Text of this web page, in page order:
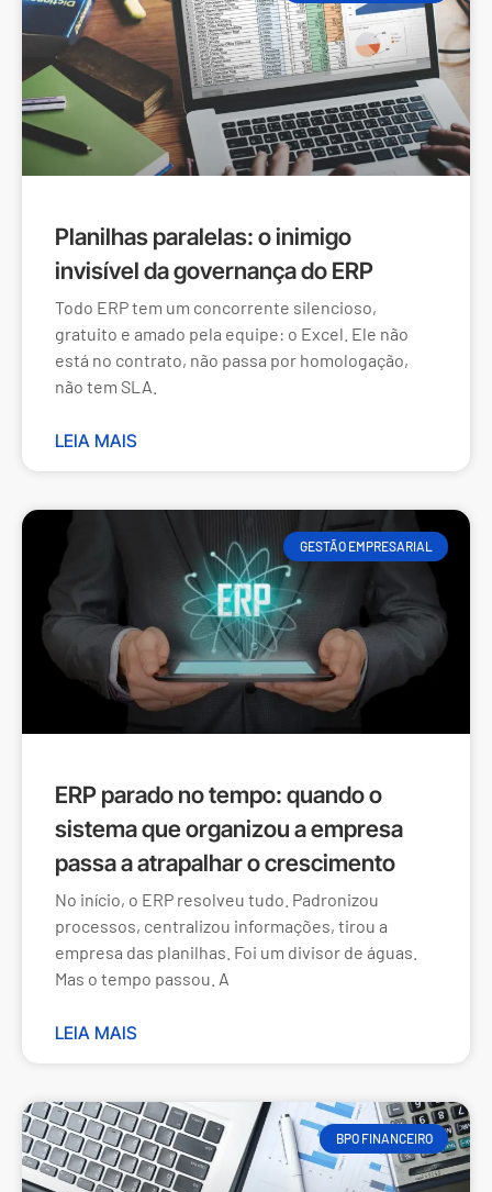
Planilhas paralelas: o inimigo
invisível da governança do ERP
Todo ERP tem um concorrente silencioso,
gratuito e amado pela equipe: o Excel. Ele não
está no contrato, não passa por homologação,
não tem SLA.
LEIA MAIS
GESTÃO EMPRESARIAL
ERP parado no tempo: quando o
sistema que organizou a empresa
passa a atrapalhar o crescimento
No início, o ERP resolveu tudo. Padronizou
processos, centralizou informações, tirou a
empresa das planilhas. Foi um divisor de águas.
Mas o tempo passou. A
LEIA MAIS
BPO FINANCEIRO